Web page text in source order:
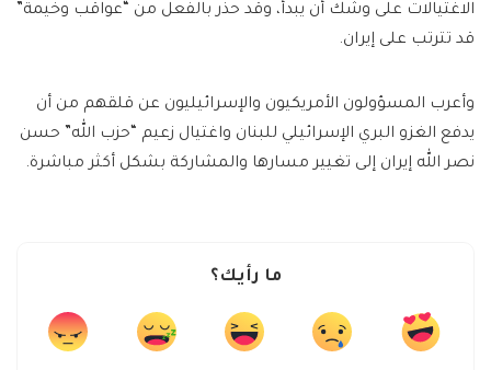
الاغتيالات على وشك أن يبدأ، وقد حذر بالفعل من “عواقب وخيمة”
قد تترتب على إيران.
وأعرب المسؤولون الأمريكيون والإسرائيليون عن قلقهم من أن
يدفع الغزو البري الإسرائيلي للبنان واغتيال زعيم “حزب الله” حسن
نصر الله إيران إلى تغيير مسارها والمشاركة بشكل أكثر مباشرة.
ما رأيك؟